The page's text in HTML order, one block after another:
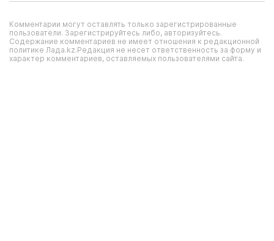
Комментарии могут оставлять только зарегистрированные
пользователи. Зарегистрируйтесь либо, авторизуйтесь.
Содержание комментариев не имеет отношения к редакционной
политике Лада.kz.Редакция не несет ответственность за форму и
характер комментариев, оставляемых пользователями сайта.